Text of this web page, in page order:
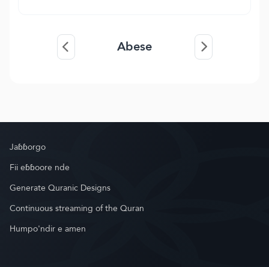
Abese
Jaɓɓorgo
Fii eɓɓoore nde
Generate Quranic Designs
Continuous streaming of the Quran
Humpo'ndir e amen